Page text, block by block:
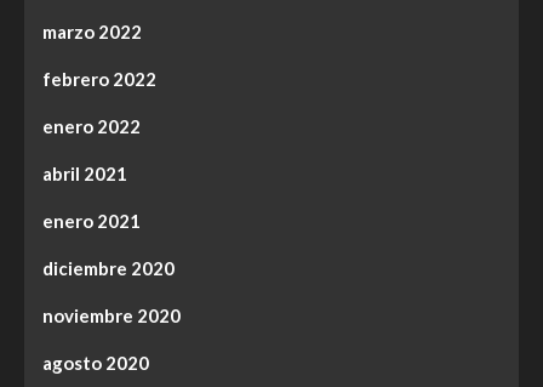
marzo 2022
febrero 2022
enero 2022
abril 2021
enero 2021
diciembre 2020
noviembre 2020
agosto 2020